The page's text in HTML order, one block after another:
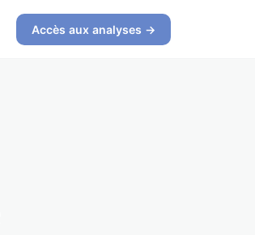
Accès aux analyses →